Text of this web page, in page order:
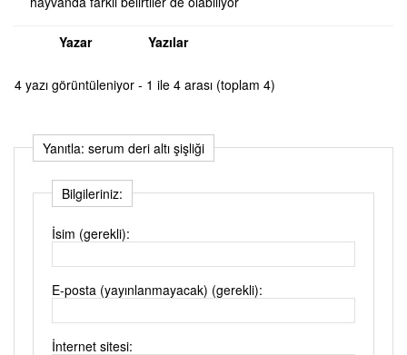
Yazar Yazılar
4 yazı görüntüleniyor - 1 ile 4 arası (toplam 4)
Yanıtla: serum deri altı şişliği
Bilgileriniz:
İsim (gerekli):
E-posta (yayınlanmayacak) (gerekli):
İnternet sitesi: